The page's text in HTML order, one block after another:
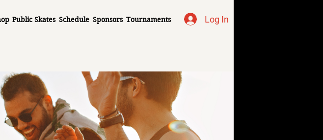
Public Skates Schedule Sponsors Tournaments Log In